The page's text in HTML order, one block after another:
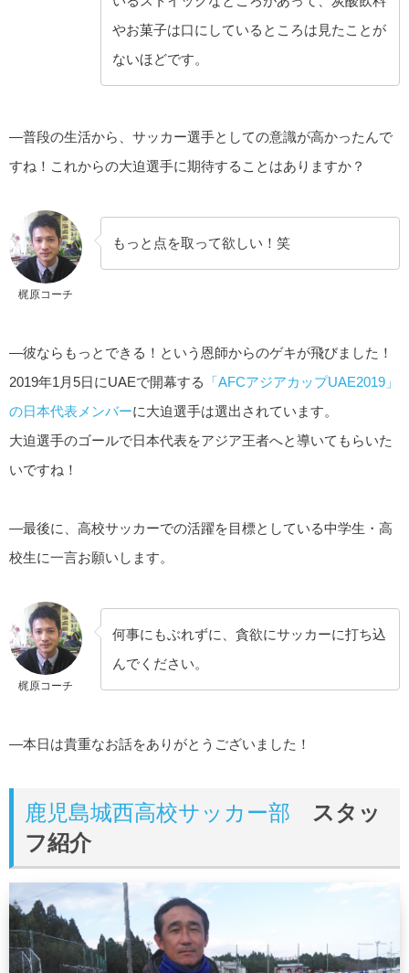
やお菓子は口にしているところは見たことが
ないほどです。
—普段の生活から、サッカー選手としての意識が高かったんで
すね！これからの大迫選手に期待することはありますか？
梶原コーチ
もっと点を取って欲しい！笑
—彼ならもっとできる！という恩師からのゲキが飛びました！
2019年1月5日にUAEで開幕する
「AFCアジアカップUAE2019」
の日本代表メンバーに大迫選手は選出されています。
大迫選手のゴールで日本代表をアジア王者へと導いてもらいた
いですね！
—最後に、高校サッカーでの活躍を目標としている中学生・高
校生に一言お願いします。
梶原コーチ
何事にもぶれずに、貪欲にサッカーに打ち込
んでください。
—本日は貴重なお話をありがとうございました！
鹿児島城西高校サッカー部 スタッ
フ紹介